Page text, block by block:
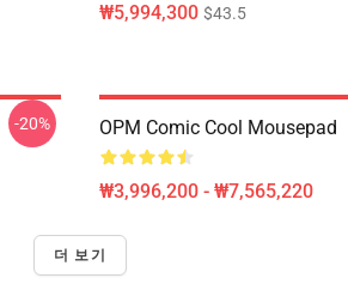
₩5,994,300 $43.5
-20% OPM Comic Cool Mousepad
₩3,996,200 - ₩7,565,220
더 보기